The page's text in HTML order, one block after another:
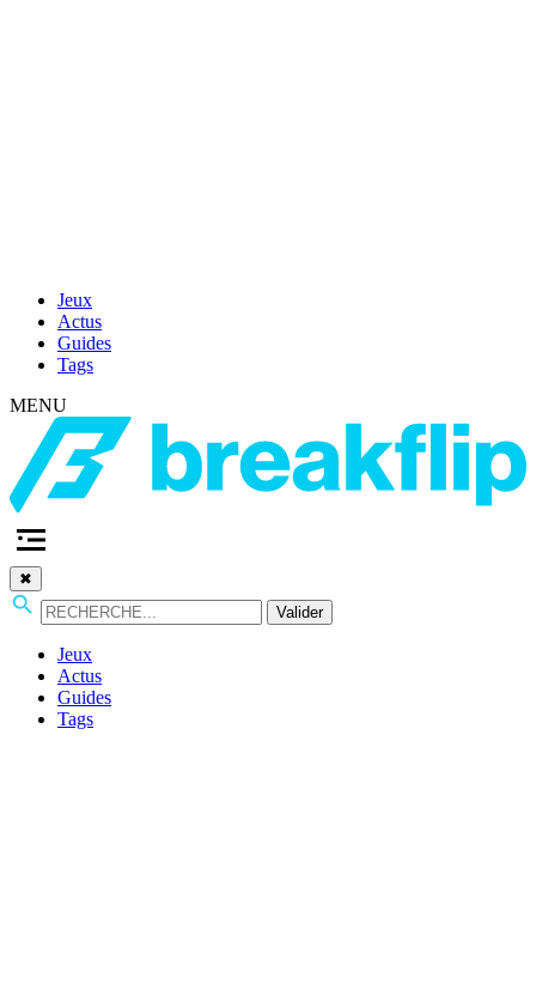
Jeux
Actus
Guides
Tags
MENU
✖
Valider
Jeux
Actus
Guides
Tags